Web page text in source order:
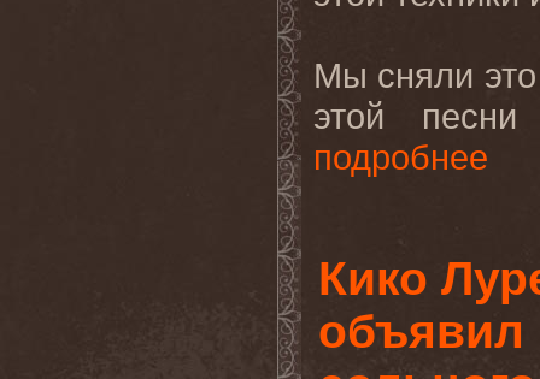
Мы сняли
этой
подробнее
Кико
объявил